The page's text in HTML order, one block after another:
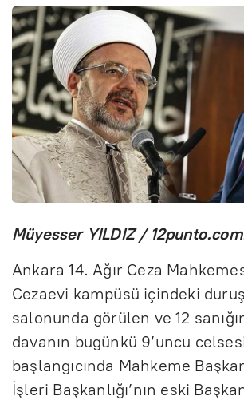
Müyesser YILDIZ /
Ankara 14. Ağır Ceza
Cezaevi kampüsü içindeki
salonunda görülen ve 12
davanın bugünkü 9’uncu
başlangıcında Mahkeme
İşleri Başkanlığı’nın eski